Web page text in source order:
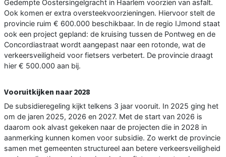
Gedempte Oostersingelgracht in Haarlem voorzien van asfalt.
Ook komen er extra oversteekvoorzieningen. Hiervoor stelt de
provincie ruim € 600.000 beschikbaar. In de regio IJmond staat
ook een project gepland: de kruising tussen de Pontweg en de
Concordiastraat wordt aangepast naar een rotonde, wat de
verkeersveiligheid voor fietsers verbetert. De provincie draagt
hier € 500.000 aan bij.
Vooruitkijken naar 2028
De subsidieregeling kijkt telkens 3 jaar vooruit. In 2025 ging het
om de jaren 2025, 2026 en 2027. Met de start van 2026 is
daarom ook alvast gekeken naar de projecten die in 2028 in
aanmerking kunnen komen voor subsidie. Zo werkt de provincie
samen met gemeenten structureel aan betere verkeersveiligheid